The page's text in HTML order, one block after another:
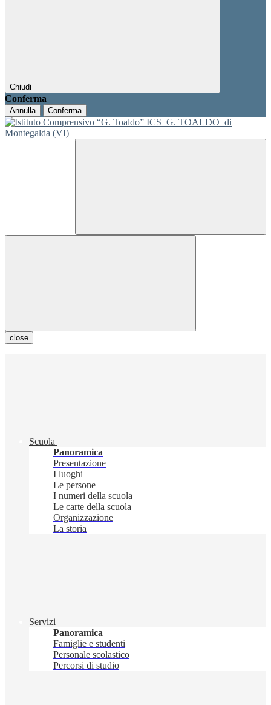
Chiudi
Conferma
Annulla Conferma
ICS G. TOALDO di
Montegalda (VI)
close
Scuola
Panoramica
Presentazione
I luoghi
Le persone
I numeri della scuola
Le carte della scuola
Organizzazione
La storia
Servizi
Panoramica
Famiglie e studenti
Personale scolastico
Percorsi di studio